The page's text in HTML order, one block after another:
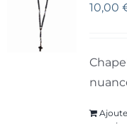
10,00